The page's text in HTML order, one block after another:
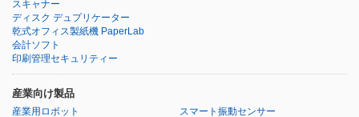
スキャナー
ディスク デュプリケーター
乾式オフィス製紙機 PaperLab
会計ソフト
印刷管理セキュリティー
産業向け製品
産業用ロボット
スマート振動センサー